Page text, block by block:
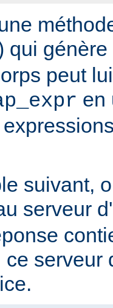
qui
peut
en
suivant,
serveur
ce serveur